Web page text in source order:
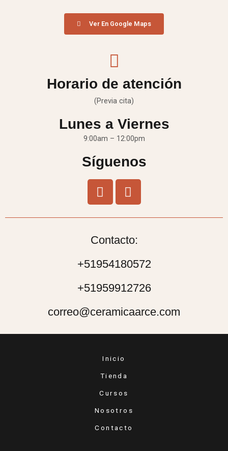
Ver En Google Maps
Horario de atención
(Previa cita)
Lunes a Viernes
9:00am – 12:00pm
Síguenos
Contacto:
+51954180572
+51959912726
correo@ceramicaarce.com
Inicio
Tienda
Cursos
Nosotros
Contacto